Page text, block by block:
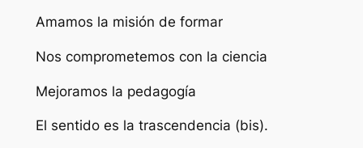
Amamos la misión de formar
Nos comprometemos con la ciencia
Mejoramos la pedagogía
El sentido es la trascendencia (bis).